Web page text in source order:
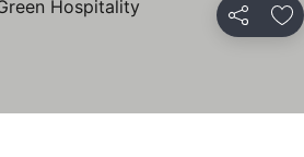
Teilen